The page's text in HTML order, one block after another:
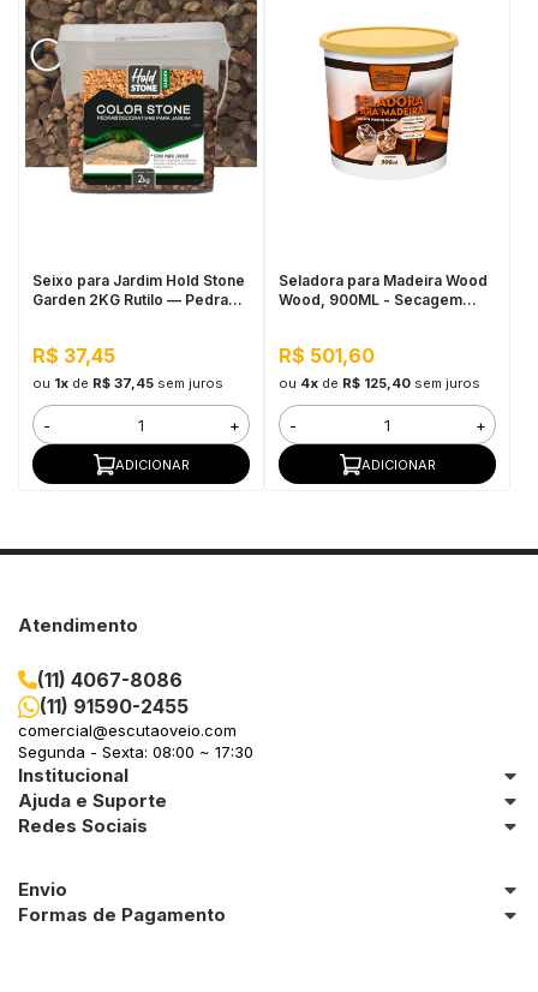
Seixo para Jardim Hold Stone
Garden 2KG Rutilo — Pedra
Paisagismo Decorativo
R$ 37,45
ou 1xde R$ 37,45 sem juros
- +
ADICIONAR
Seladora para Madeira Wood
Wood, 900ML - Secagem
R$ 501,60
ou 4xde R$ 125,40 sem juros
- +
ADICIONAR
Atendimento
(11) 4067-8086
(11) 91590-2455
comercial@escutaoveio.com
Segunda - Sexta: 08:00 ~ 17:30
Institucional
Ajuda e Suporte
Redes Sociais
Envio
Formas de Pagamento